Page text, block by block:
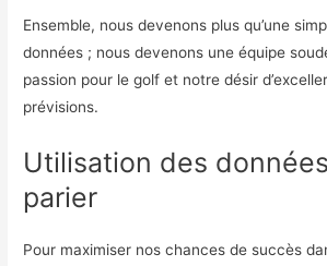
Ensemble, nous devenons plus qu’une
données ; nous devenons une équipe
passion pour le golf et notre désir
prévisions.
Utilisation des
parier
Pour maximiser nos chances de succès